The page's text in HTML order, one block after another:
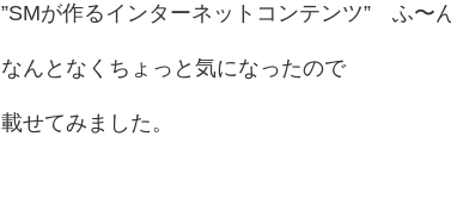
”SMが作るインターネットコンテンツ” ふ〜
なんとなくちょっと気になったので
載せてみました。